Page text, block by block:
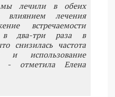
лечили в обеих
лечения
встречаемости
в два-три раза в
снизилась частота
и использование
- отметила Елена